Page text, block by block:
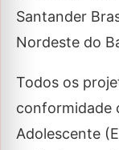
Santander
Nordeste do
Todos os
conformidade
Adolescente